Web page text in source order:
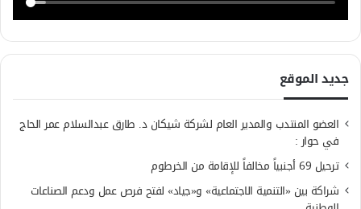
جديد الموقع
العضو المنتدب والمدير العام لشركة شيكان د. طارق عبدالسلام عمر الحاج
في حوار :
ترحيل 69 أجنبياً مخالفاً للإقامة من الخرطوم
شراكة بين «التنمية الاجتماعية» و«جياد» لفتح فرص عمل ودعم الصناعات